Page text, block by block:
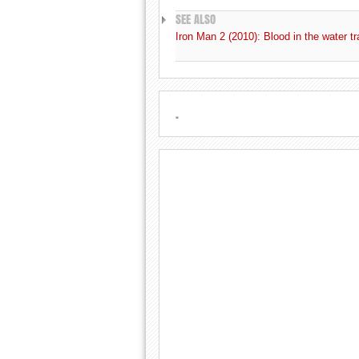
SEE ALSO
Iron Man 2 (2010): Blood in the water
.